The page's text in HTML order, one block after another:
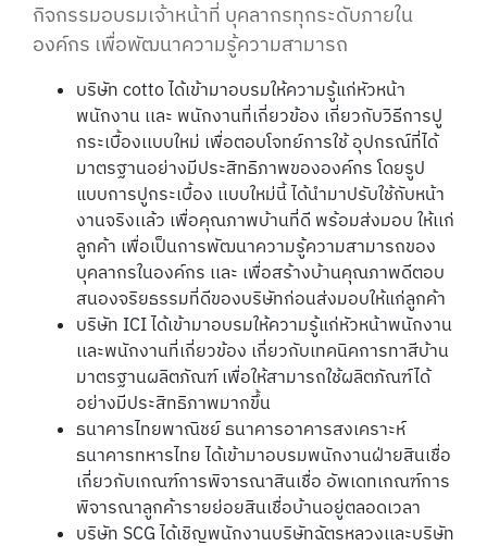
กิจกรรมอบรมเจ้าหน้าที่ บุคลากรทุกระดับภายใน
องค์กร เพื่อพัฒนาความรู้ความสามารถ
บริษัท cotto ได้เข้ามาอบรมให้ความรู้แก่หัวหน้า
พนักงาน เเละ พนักงานที่เกี่ยวข้อง เกี่ยวกับวิธีการปู
กระเบื้องเเบบใหม่ เพื่อตอบโจทย์การใช้ อุปกรณ์ที่ได้
มาตรฐานอย่างมีประสิทธิภาพขององค์กร โดยรูป
แบบการปูกระเบื้อง เเบบใหม่นี้ ได้นำมาปรับใช้กับหน้า
งานจริงเเล้ว เพื่อคุณภาพบ้านที่ดี พร้อมส่งมอบ ให้เเก่
ลูกค้า เพื่อเป็นการพัฒนาความรู้ความสามารถของ
บุคลากรในองค์กร เเละ เพื่อสร้างบ้านคุณภาพดีตอบ
สนองจริยธรรมที่ดีของบริษัทก่อนส่งมอบให้แก่ลูกค้า
บริษัท ICI ได้เข้ามาอบรมให้ความรู้แก่หัวหน้าพนักงาน
เเละพนักงานที่เกี่ยวข้อง เกี่ยวกับเทคนิคการทาสีบ้าน
มาตรฐานผลิตภัณฑ์ เพื่อให้สามารถใช้ผลิตภัณฑ์ได้
อย่างมีประสิทธิภาพมากขึ้น
ธนาคารไทยพาณิชย์ ธนาคารอาคารสงเคราะห์
ธนาคารทหารไทย ได้เข้ามาอบรมพนักงานฝ่ายสินเชื่อ
เกี่ยวกับเกณฑ์การพิจารณาสินเชื่อ อัพเดทเกณฑ์การ
พิจารณาลูกค้ารายย่อยสินเชื่อบ้านอยู่ตลอดเวลา
บริษัท SCG ได้เชิญพนักงานบริษัทฉัตรหลวงเเละบริษัท